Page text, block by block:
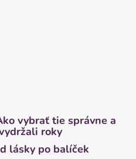
vybrať tie správne a
roky
lásky po balíček